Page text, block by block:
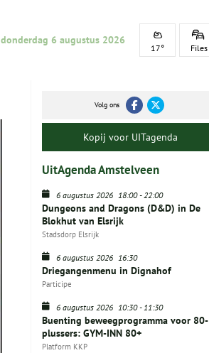
donderdag 6 augustus 2026
17° Files
Volg ons
Kopij voor UITagenda
UitAgenda Amstelveen
6 augustus 2026 18:00-22:00
Dungeons and Dragons (D&D) in De
Blokhut van Elsrijk
Stadsdorp Elsrijk
6 augustus 2026 16:30
Driegangenmenu in Dignahof
Participe
6 augustus 2026 10:30-11:30
Buenting beweegprogramma voor 80-
plussers: GYM-INN 80+
Platform KKP